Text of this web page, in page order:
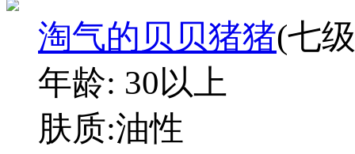
淘气的贝贝猪猪(七
年龄: 30以上
肤质:油性